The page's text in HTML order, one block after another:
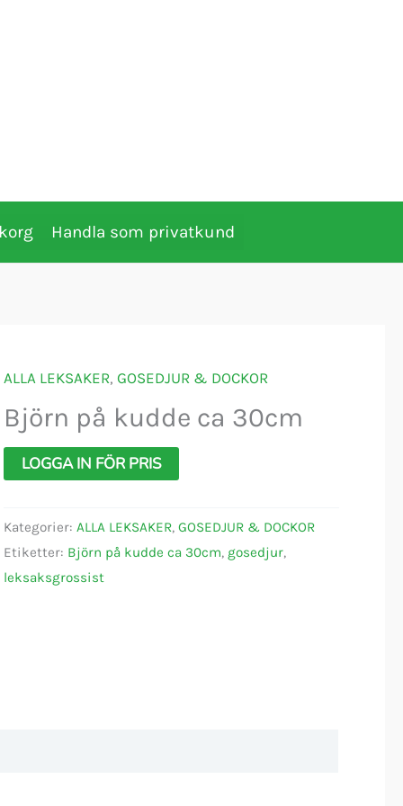
Handla som privatkund
ALLA LEKSAKER,GOSEDJUR & DOCKOR
Björn på kudde ca 30cm
LOGGA IN FÖR PRIS
Kategorier:ALLA LEKSAKER,GOSEDJUR & DOCKOR
Etiketter: Björn på kudde ca 30cm, gosedjur,
leksaksgrossist